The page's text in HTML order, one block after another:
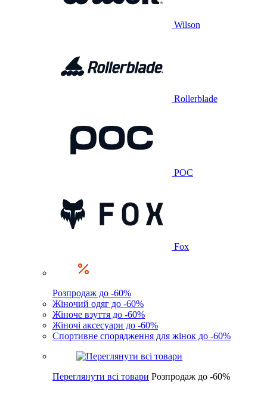
Wilson
Rollerblade
POC
Fox
Розпродаж до -60%
Жіночий одяг до -60%
Жіноче взуття до -60%
Жіночі аксесуари до -60%
Спортивне спорядження для жінок до -60%
Переглянути всі товари Розпродаж до -60%